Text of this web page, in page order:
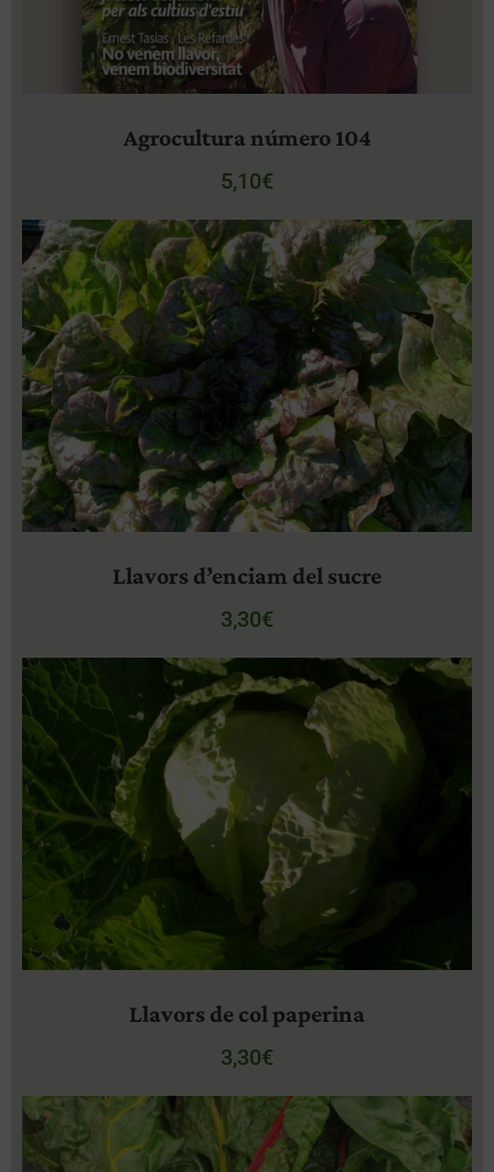
Agrocultura número 104
5,10€
Llavors d’enciam del sucre
3,30€
Llavors de col paperina
3,30€